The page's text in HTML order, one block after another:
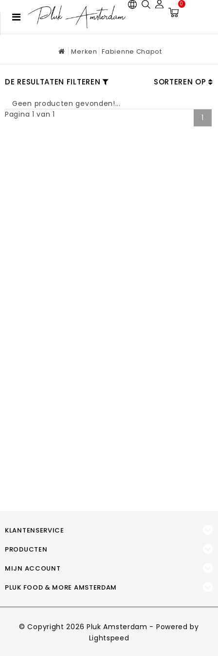
0
Merken Fabienne Chapot
DE RESULTATEN FILTEREN SORTEREN OP
Geen producten gevonden!...
Pagina 1 van 1
1
KLANTENSERVICE
PRODUCTEN
MIJN ACCOUNT
PLUK FOOD & MORE AMSTERDAM
© Copyright 2026 Pluk Amsterdam - Powered by
Lightspeed